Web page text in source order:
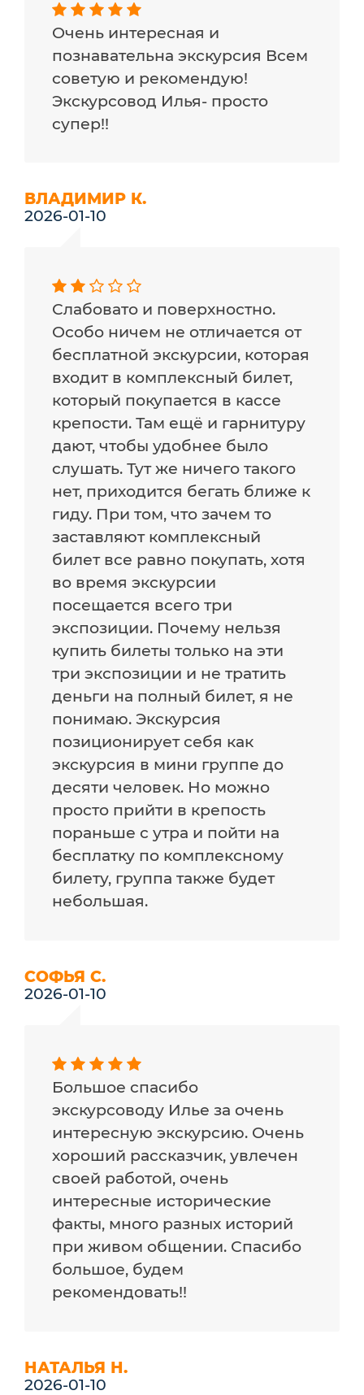
Очень интересная и
познавательна экскурсия Всем
советую и рекомендую!
Экскурсовод Илья- просто
супер!!
ВЛАДИМИР К.
2026-01-10
Слабовато и поверхностно.
Особо ничем не отличается от
бесплатной экскурсии, которая
входит в комплексный билет,
который покупается в кассе
крепости. Там ещё и гарнитуру
дают, чтобы удобнее было
слушать. Тут же ничего такого
нет, приходится бегать ближе к
гиду. При том, что зачем то
заставляют комплексный
билет все равно покупать, хотя
во время экскурсии
посещается всего три
экспозиции. Почему нельзя
купить билеты только на эти
три экспозиции и не тратить
деньги на полный билет, я не
понимаю. Экскурсия
позиционирует себя как
экскурсия в мини группе до
десяти человек. Но можно
просто прийти в крепость
пораньше с утра и пойти на
бесплатку по комплексному
билету, группа также будет
небольшая.
СОФЬЯ С.
2026-01-10
Большое спасибо
экскурсоводу Илье за очень
интересную экскурсию. Очень
хороший рассказчик, увлечен
своей работой, очень
интересные исторические
факты, много разных историй
при живом общении. Спасибо
большое, будем
рекомендовать!!
НАТАЛЬЯ Н.
2026-01-10